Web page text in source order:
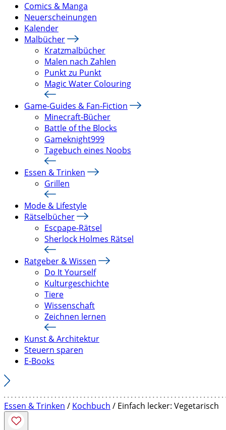
Comics & Manga
Neuerscheinungen
Kalender
Malbücher
Kratzmalbücher
Malen nach Zahlen
Punkt zu Punkt
Magic Water Colouring
Game-Guides & Fan-Fiction
Minecraft-Bücher
Battle of the Blocks
Gameknight999
Tagebuch eines Noobs
Essen & Trinken
Grillen
Mode & Lifestyle
Rätselbücher
Escpape-Rätsel
Sherlock Holmes Rätsel
Ratgeber & Wissen
Do It Yourself
Kulturgeschichte
Tiere
Wissenschaft
Zeichnen lernen
Kunst & Architektur
Steuern sparen
E-Books
Essen & Trinken / Kochbuch / Einfach lecker: Vegetarisch